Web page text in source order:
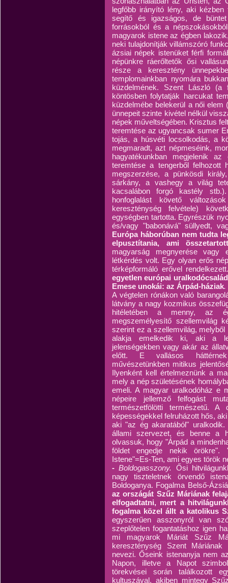
legfőbb irányító lény, aki
segítő és igazságos, de
forrásokból és a
magyarok istene az égben
neki tulajdonítják villámszóró
ázsiai népek istenüket férfi
népünkre ráerőltetők ősi
része a keresztény
templomainkban nyomára
küzdelmének. Szent László
köntösben folytatják harcukat
küzdelmébe belekerül a női
ünnepeit szinte kivétel nélkül
népek műveltségében. Krisztus
teremtése az ugyancsak sumer
tojás, a húsvéti locsolkodás, a
megmaradt, azt népmeséink,
hagyatékunkban megjelenik
teremtése a tengerből
megszerzése, a pünkösdi
sárkány, a vashegy a világ
kacsalábon forgó kastély
honfoglalást követő
kereszténység felvétele)
egységben tartotta. Egyrészük
és/vagy "babonává" süllyedt,
Európa háborúban nem tudta
elpusztítania, ami
magyarság megnyerése vagy
létkérdés volt. Egy olyan erős
térképformáló erővel
egyetlen európai
Emese unokái: az Árpád-háziak.
A végtelen rónákon való
látvány a nagy kozmikus
hitéletében a menny, az
megszemélyesítő szellemvilág
szerint ez a szellemvilág,
alakja emelkedik ki, aki a
jelenségekben vagy akár az
előtt. E vallásos háttérnek
művészetünkben mitikus
Ilyenként kell értelmeznünk a
mely a nép születésének
emeli. A magyar uralkodóház e
népeire jellemző felfogást
természetfölötti természetű. A
képességekkel felruházott hős,
aki "az ég akaratából"
állami szervezet, és benne a
olvassuk, hogy "Árpád a
földet engedje nekik örökre".
Istene"=Es-Ten, ami egyes török
-Boldogasszony. Ősi
nagy tiszteletnek örvendő
Boldoganya. Fogalma Belső-
az országát Szűz Máriának
elfogadtatni, mert a
fogalma közel állt a katolikus
egyszerűen asszonyról van
szeplőtelen fogantatáshoz igen
mi magyarok Máriát Szűz
kereszténység Szent
nevezi. Őseink istenanyja nem
Napon, illetve a Napot
törekvései során találkozott
kultuszával, akiben mintegy